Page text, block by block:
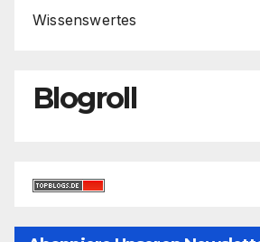
Wissenswertes
Blogroll